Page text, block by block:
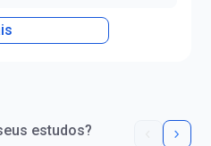
estudos?